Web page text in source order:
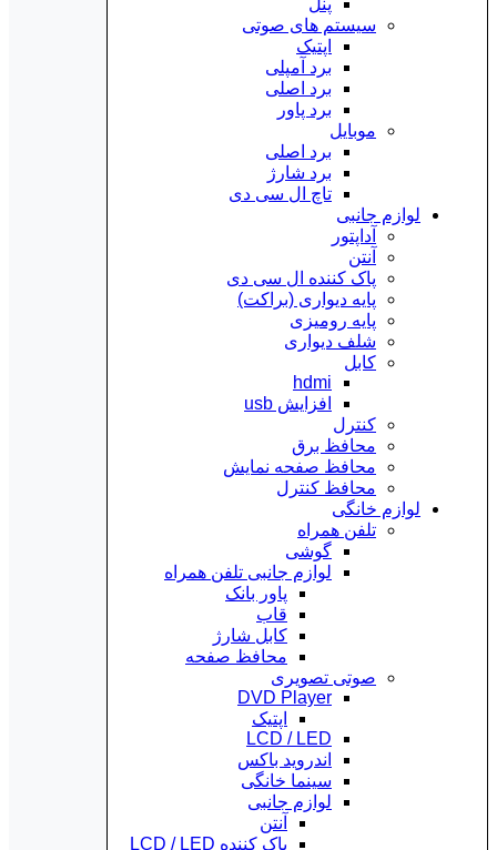
پنل
سیستم های صوتی
اپتیک
برد آمپلی
برد اصلی
برد پاور
موبایل
برد اصلی
برد شارژ
تاچ ال سی دی
لوازم جانبی
آداپتور
آنتن
پاک کننده ال سی دی
پایه دیواری (براکت)
پایه رومیزی
شلف دیواری
کابل
hdmi
افزایش usb
کنترل
محافظ برق
محافظ صفحه نمایش
محافظ کنترل
لوازم خانگی
تلفن همراه
گوشی
لوازم جانبی تلفن همراه
پاور بانک
قاب
کابل شارژ
محافظ صفحه
صوتی تصویری
DVD Player
اپتیک
LCD / LED
اندروید باکس
سینما خانگی
لوازم جانبی
آنتن
پاک کننده LCD / LED